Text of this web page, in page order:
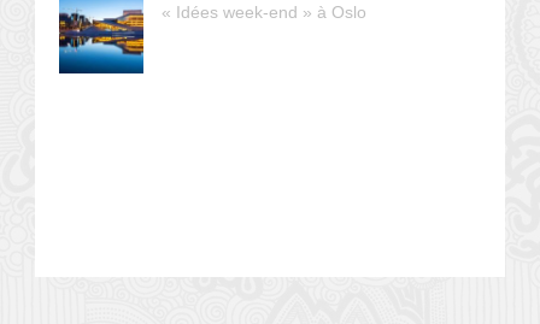
« Idées week-end » à Oslo